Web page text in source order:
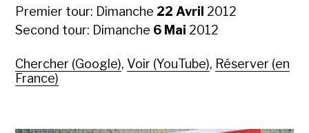
Premier tour: Dimanche 22 Avril 2012
Second tour: Dimanche 6 Mai 2012
Chercher (Google), Voir (YouTube), Réserver (en
France)